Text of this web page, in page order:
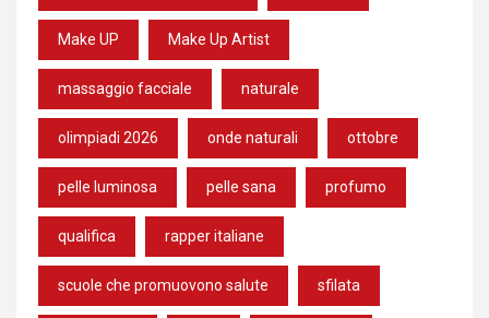
Make UP Make Up Artist
massaggio facciale naturale
olimpiadi 2026 onde naturali ottobre
pelle luminosa pelle sana profumo
qualifica rapper italiane
scuole che promuovono salute sfilata